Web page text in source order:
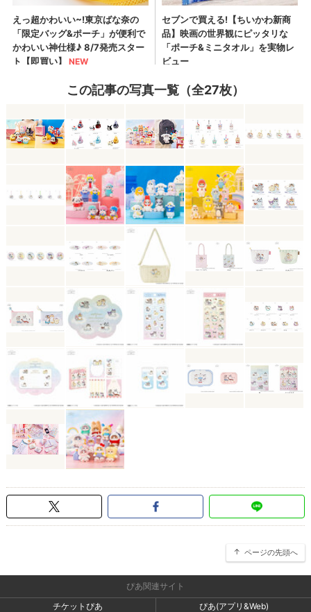
この記事の写真一覧（全27枚）
ページの先頭へ
ぴあ関連サイト
チケットぴあ
ぴあ(アプリ&Web)